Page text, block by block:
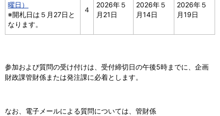
曜日）
※開札日は５月27日と
なります。
４
2026年５
月21日
2026年５
月14日
2026年５
月19日
参加および質問の受け付けは、受付締切日の午後5時までに、企画
財政課管財係または発注課に必着とします。
なお、電子メールによる質問については、管財係